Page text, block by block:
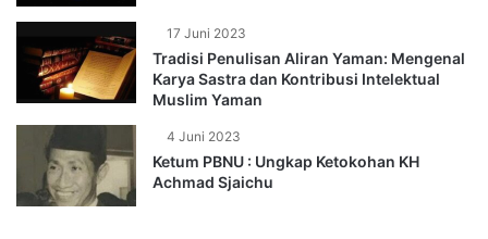
17 Juni 2023
Tradisi Penulisan Aliran Yaman: Mengenal
Karya Sastra dan Kontribusi Intelektual
Muslim Yaman
4 Juni 2023
Ketum PBNU : Ungkap Ketokohan KH
Achmad Sjaichu